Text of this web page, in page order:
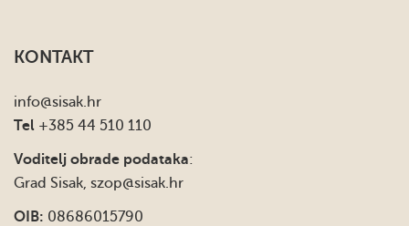
KONTAKT
info@sisak.hr
Tel +385 44 510 110
Voditelj obrade podataka:
Grad Sisak, szop@sisak.hr
OIB: 08686015790